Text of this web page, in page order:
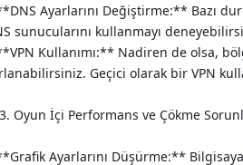
Ayarlarını Değiştirme:** Bazı
sunucularını kullanmayı
Kullanımı:** Nadiren de olsa,
Geçici olarak bir VPN
Oyun İçi Performans ve Çökme
Ayarlarını Düşürme:**